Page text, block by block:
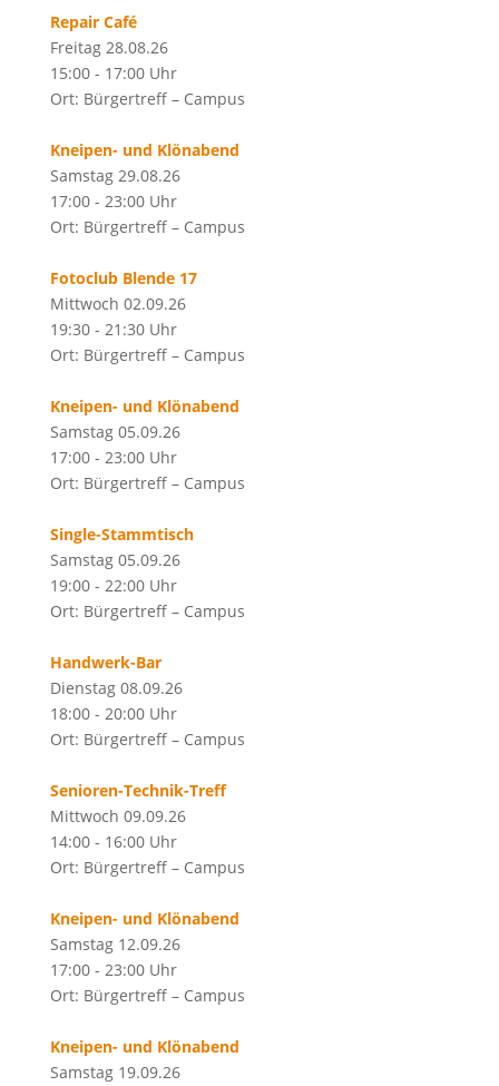
Repair Café
Freitag 28.08.26
15:00 - 17:00 Uhr
Ort: Bürgertreff – Campus
Kneipen- und Klönabend
Samstag 29.08.26
17:00 - 23:00 Uhr
Ort: Bürgertreff – Campus
Fotoclub Blende 17
Mittwoch 02.09.26
19:30 - 21:30 Uhr
Ort: Bürgertreff – Campus
Kneipen- und Klönabend
Samstag 05.09.26
17:00 - 23:00 Uhr
Ort: Bürgertreff – Campus
Single-Stammtisch
Samstag 05.09.26
19:00 - 22:00 Uhr
Ort: Bürgertreff – Campus
Handwerk-Bar
Dienstag 08.09.26
18:00 - 20:00 Uhr
Ort: Bürgertreff – Campus
Senioren-Technik-Treff
Mittwoch 09.09.26
14:00 - 16:00 Uhr
Ort: Bürgertreff – Campus
Kneipen- und Klönabend
Samstag 12.09.26
17:00 - 23:00 Uhr
Ort: Bürgertreff – Campus
Kneipen- und Klönabend
Samstag 19.09.26